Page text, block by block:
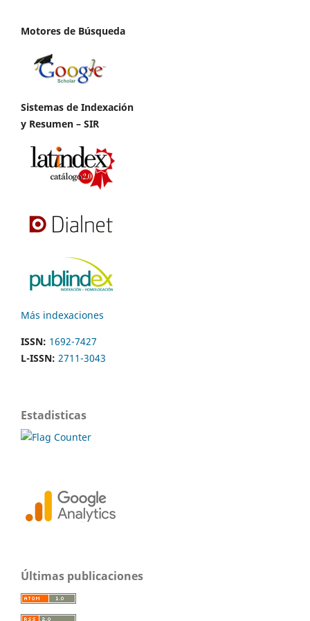
Motores de Búsqueda
Sistemas de Indexación
y Resumen – SIR
Más indexaciones
ISSN: 1692-7427
L-ISSN: 2711-3043
Estadisticas
Últimas publicaciones